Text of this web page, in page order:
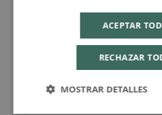
FAQ - Preguntas y
ACEPTAR
RECHAZAR
MOSTRAR DETALLES